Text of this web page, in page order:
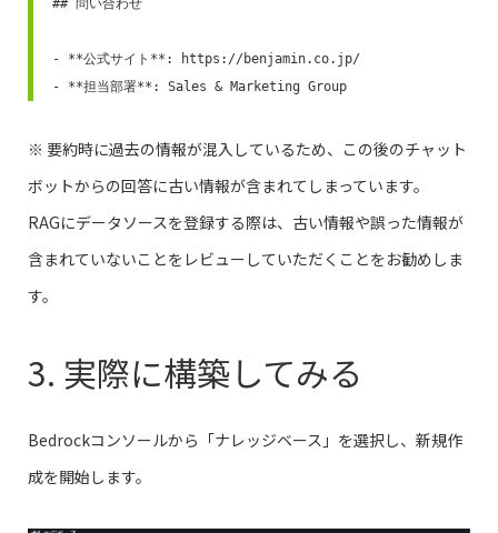
## 問い合わせ
- **公式サイト**: https://benjamin.co.jp/
- **担当部署**: Sales & Marketing Group
※ 要約時に過去の情報が混入しているため、この後のチャット
ボットからの回答に古い情報が含まれてしまっています。
RAGにデータソースを登録する際は、古い情報や誤った情報が
含まれていないことをレビューしていただくことをお勧めしま
す。
3. 実際に構築してみる
Bedrockコンソールから「ナレッジベース」を選択し、新規作
成を開始します。